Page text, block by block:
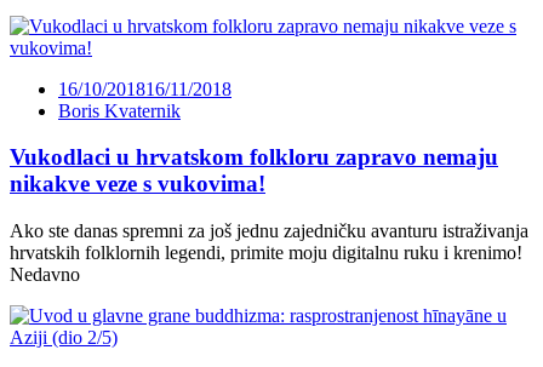
16/10/201816/11/2018
Boris Kvaternik
Vukodlaci u hrvatskom folkloru zapravo nemaju
nikakve veze s vukovima!
Ako ste danas spremni za još jednu zajedničku avanturu istraživanja
hrvatskih folklornih legendi, primite moju digitalnu ruku i krenimo!
Nedavno